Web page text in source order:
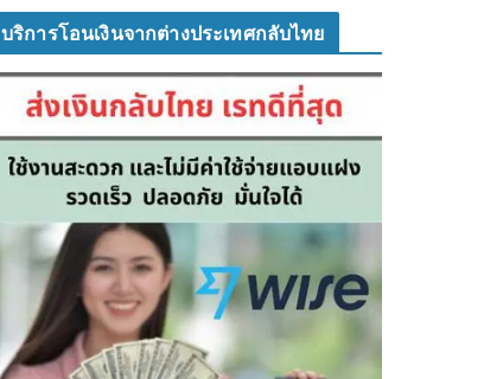
บริการโอนเงินจากต่างประเทศกลับไทย